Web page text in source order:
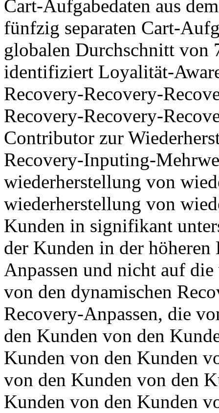
Cart-Aufgabedaten aus
fünfzig separaten Cart-
globalen Durchschnitt von
identifiziert Loyalität-
Recovery-Recovery-
Recovery-Recovery-
Contributor zur
Recovery-Inputing-
wiederherstellung von
wiederherstellung von
Kunden in signifikant
der Kunden in der
Anpassen und nicht auf
von den dynamischen
Recovery-Anpassen, die
den Kunden von den
Kunden von den Kunden
von den Kunden von den
Kunden von den Kunden